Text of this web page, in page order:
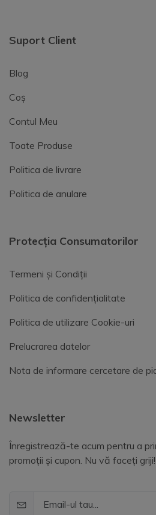
Suport Client
Blog
Coș
Contul Meu
Toate Produse
Politica de livrare
Politica de anulare
Protecția Consumatorilor
Termeni și Condiții
Politica de confidențialitate
Politica de utilizare Cookie-uri
Prelucrarea datelor
Nota de informare cercetare de
Newsletter
Înregistrează-te acum pentru a
promoții și cupon. Nu vă faceți